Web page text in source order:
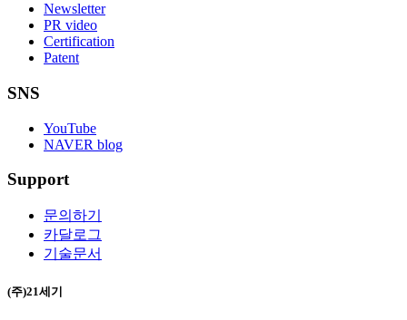
Newsletter
PR video
Certification
Patent
SNS
YouTube
NAVER blog
Support
문의하기
카달로그
기술문서
(주)21세기